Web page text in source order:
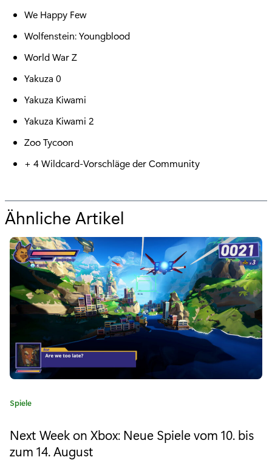
We Happy Few
Wolfenstein: Youngblood
World War Z
Yakuza 0
Yakuza Kiwami
Yakuza Kiwami 2
Zoo Tycoon
+ 4 Wildcard-Vorschläge der Community
Ähnliche Artikel
ü
r
"
X
b
o
x
m
K
e
g
Spiele
Next Week on Xbox: Neue Spiele vom 10. bis
zum 14. August